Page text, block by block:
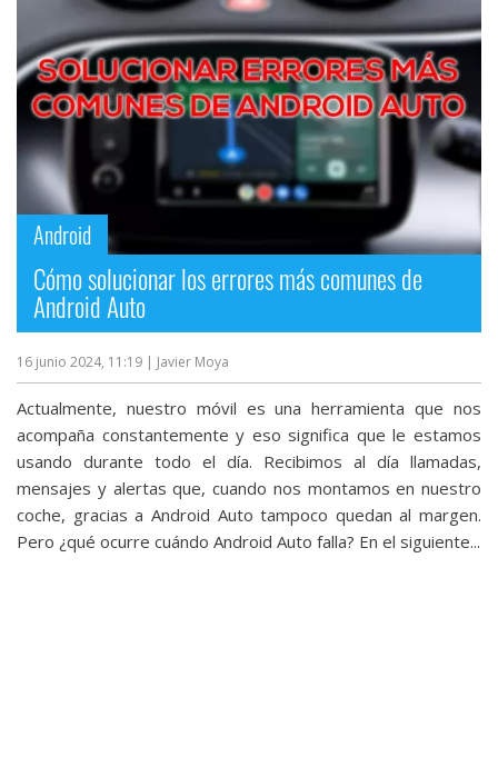
Android
Cómo solucionar los errores más comunes de
Android Auto
16 junio 2024, 11:19 | Javier Moya
Actualmente, nuestro móvil es una herramienta que nos
acompaña constantemente y eso significa que le estamos
usando durante todo el día. Recibimos al día llamadas,
mensajes y alertas que, cuando nos montamos en nuestro
coche, gracias a Android Auto tampoco quedan al margen.
Pero ¿qué ocurre cuándo Android Auto falla? En el siguiente...